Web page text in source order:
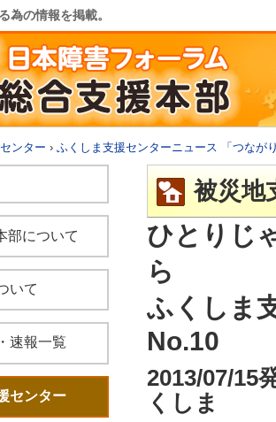
為の情報を掲載。
ンター › ふくしま支援センターニュース 「つなが
被災地
ひとりじ
ら
ふくしま
No.10
2013/07/15
くしま
部について
いて
速報一覧
センター